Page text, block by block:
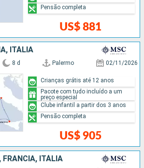
US$ 881
Pensão completa
ITÁLIA
8 d Palermo 02/11/2026
US$ 905
Crianças grátis até 12 anos
Pacote com tudo incluído a um
preço especial
Clube infantil a partir dos 3 anos
Pensão completa
FRANCIA, ITÁLIA